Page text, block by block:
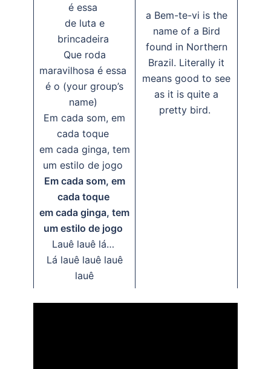
é essa
de luta e
brincadeira
Que roda
maravilhosa é essa
é o (your group’s
name)
Em cada som, em
cada toque
em cada ginga, tem
um estilo de jogo
Em cada som, em
cada toque
em cada ginga, tem
um estilo de jogo
Lauê lauê lá…
Lá lauê lauê lauê
lauê
a Bem-te-vi is the
name of a Bird
found in Northern
Brazil. Literally it
means good to see
as it is quite a
pretty bird.